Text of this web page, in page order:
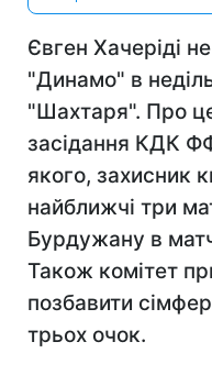
Євген Хачеріді
"Динамо" в
"Шахтаря". Про
засідання КДК
якого, захисник
найближчі три
Бурдужану в
Також комітет
позбавити
трьох очок.